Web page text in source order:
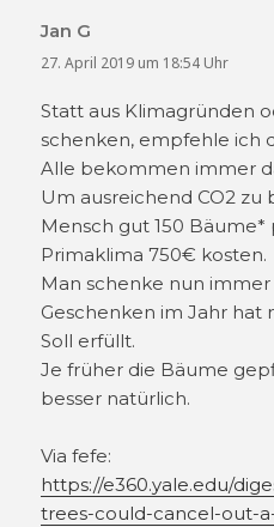
Jan G
27. April 2019 um 18:54 Uhr
Statt aus Klimagründen
schenken, empfehle ich
Alle bekommen immer
Um ausreichend CO2 zu
Mensch gut 150 Bäume*
Primaklima 750€ kosten.
Man schenke nun
Geschenken im Jahr hat
Soll erfüllt.
Je früher die Bäume
besser natürlich.
Via fefe:
https://e360.yale.edu/
trees-could-cancel-out-